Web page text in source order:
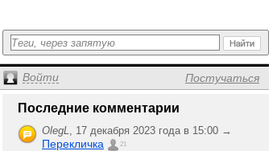
Войти Постучаться
Последние комментарии
OlegL, 17 декабря 2023 года в 15:00 →
Перекличка 21